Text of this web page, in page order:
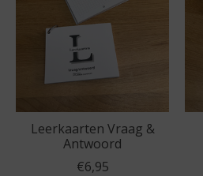
Leerkaarten Vraag &
Antwoord
€6,95